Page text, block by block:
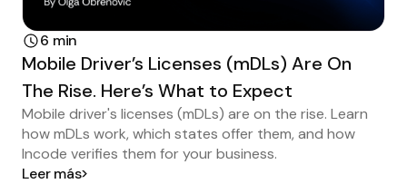
6 min
Mobile Driver’s Licenses (mDLs) Are On
The Rise. Here’s What to Expect
Mobile driver's licenses (mDLs) are on the rise. Learn
how mDLs work, which states offer them, and how
Incode verifies them for your business.
Leer más